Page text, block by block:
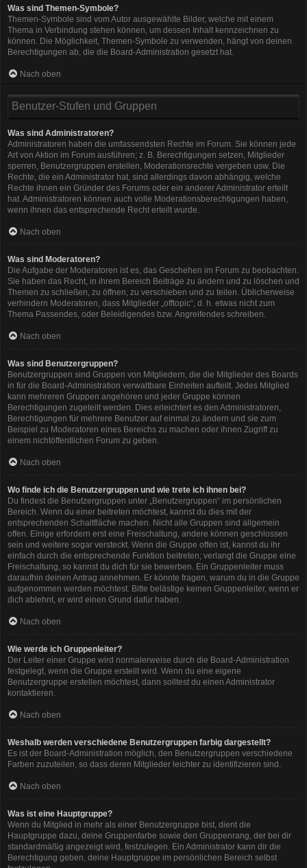
Was sind Themen-Symbole?
Themen-Symbole sind vom Autor ausgewählte Bilder, welche mit einem
Thema in Verbindung stehen können, um dessen Inhalt kennzeichnen zu
können. Die Möglichkeit, Themen-Symbole zu verwenden, hängt von deinen
Berechtigungen ab, die die Board-Administration gesetzt hat.
Nach oben
Benutzer-Stufen und Gruppen
Was sind Administratoren?
Administratoren haben die umfassendsten Rechte im Forum. Sie können jede
Art von Aktion im Forum ausführen; z. B. Berechtigungen setzen, Mitglieder
sperren, Benutzergruppen erstellen, Moderationsrechte vergeben usw. Die
Rechte, die ein Administrator hat, sind allerdings davon abhängig, welche
Rechte ihnen ein Gründer des Forums oder ein anderer Administrator erteilt
hat. Administratoren können auch volle Moderationsberechtigungen haben,
wenn ihnen das entsprechende Recht erteilt wurde.
Nach oben
Was sind Moderatoren?
Die Aufgabe der Moderatoren ist es, das Geschehen im Forum zu beobachten.
Sie haben das Recht, in ihrem Bereich Beiträge zu ändern und zu löschen und
Themen zu schließen, zu öffnen, zu verschieben und zu teilen. Üblicherweise
verhindern Moderatoren, dass Mitglieder „offtopic“, d. h. etwas nicht zum
Thema Passendes, oder Beleidigendes bzw. Angreifendes schreiben.
Nach oben
Was sind Benutzergruppen?
Benutzergruppen sind Gruppen von Mitgliedern, die die Mitglieder des Boards
in für die Board-Administration verwaltbare Einheiten aufteilt. Jedes Mitglied
kann mehreren Gruppen angehören und jeder Gruppe können
Berechtigungen zugeteilt werden. Dies erleichtert es den Administratoren,
Berechtigungen für mehrere Benutzer auf einmal zu ändern und sie zum
Beispiel zu Moderatoren eines Bereichs zu machen oder ihnen Zugriff zu
einem nichtöffentlichen Forum zu geben.
Nach oben
Wo finde ich die Benutzergruppen und wie trete ich ihnen bei?
Du findest die Benutzergruppen unter „Benutzergruppen“ im persönlichen
Bereich. Wenn du einer beitreten möchtest, kannst du dies mit der
entsprechenden Schaltfläche machen. Nicht alle Gruppen sind allgemein
offen. Einige erfordern erst eine Freischaltung, andere können geschlossen
sein und weitere sogar versteckt. Wenn die Gruppe offen ist, kannst du ihr
einfach durch die entsprechende Funktion beitreten; verlangt die Gruppe eine
Freischaltung, so kannst du dich für sie bewerben. Ein Gruppenleiter muss
daraufhin deinen Antrag annehmen. Er könnte fragen, warum du in die Gruppe
aufgenommen werden möchtest. Bitte belästige keinen Gruppenleiter, wenn er
dich ablehnt, er wird einen Grund dafür haben.
Nach oben
Wie werde ich Gruppenleiter?
Der Leiter einer Gruppe wird normalerweise durch die Board-Administration
festgelegt, wenn die Gruppe erstellt wird. Wenn du eine eigene
Benutzergruppe erstellen möchtest, dann solltest du einen Administrator
kontaktieren.
Nach oben
Weshalb werden verschiedene Benutzergruppen farbig dargestellt?
Es ist der Board-Administration möglich, den Benutzergruppen verschiedene
Farben zuzuteilen, so dass deren Mitglieder leichter zu identifizieren sind.
Nach oben
Was ist eine Hauptgruppe?
Wenn du Mitglied in mehr als einer Benutzergruppe bist, dient die
Hauptgruppe dazu, deine Gruppenfarbe sowie den Gruppenrang, der bei dir
standardmäßig angezeigt wird, festzulegen. Ein Administrator kann dir die
Berechtigung geben, deine Hauptgruppe im persönlichen Bereich selbst